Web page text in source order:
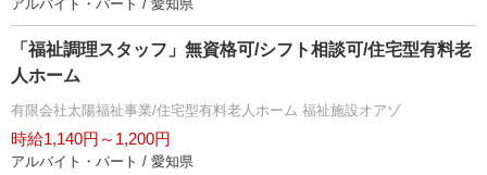
アルバイト・パート / 愛知県
「福祉調理スタッフ」無資格可/シフト相談可/住宅型有料老
人ホーム
有限会社太陽福祉事業/住宅型有料老人ホーム 福祉施設オアゾ
時給1,140円～1,200円
アルバイト・パート / 愛知県